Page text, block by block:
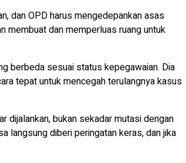
dan OPD harus mengedepankan asas
membuat dan memperluas ruang untuk
berbeda sesuai status kepegawaian. Dia
tepat untuk mencegah terulangnya kasus
dijalankan, bukan sekadar mutasi dengan
langsung diberi peringatan keras, dan jika